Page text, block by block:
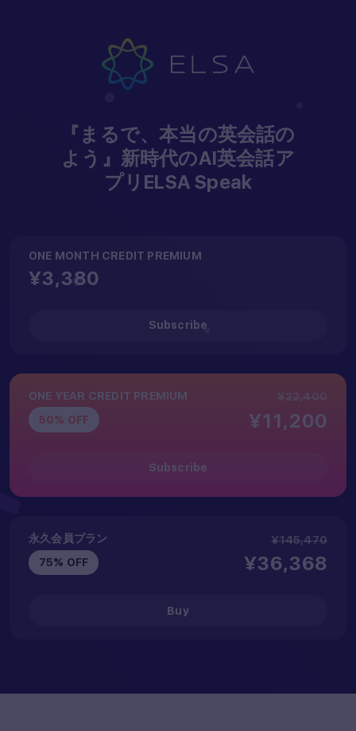
『まるで、本当の英会話の
よう』新時代のAI英会話ア
プリELSA Speak
ONE MONTH CREDIT PREMIUM
¥3,380
Subscribe
ONE YEAR CREDIT PREMIUM
¥22,400
50% OFF
¥11,200
Subscribe
永久会員プラン
¥145,470
75% OFF
¥36,368
Buy
Hey...
below to download our